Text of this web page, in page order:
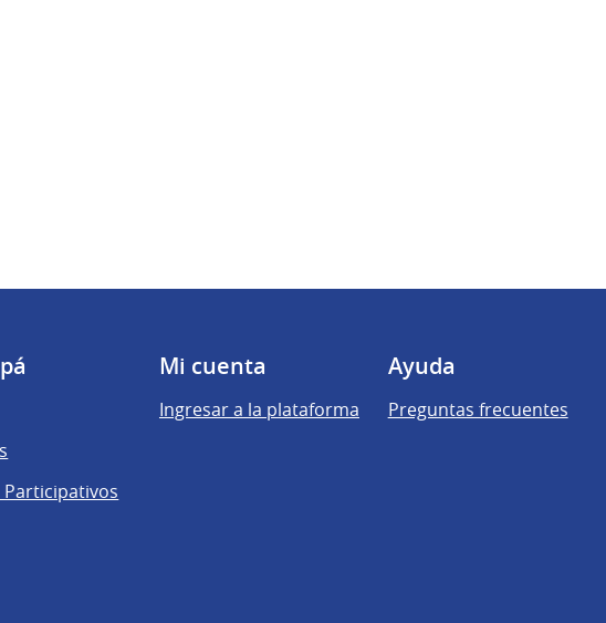
Mi cuenta
Ingresar a la plataforma
Ayuda
Preguntas frecuentes